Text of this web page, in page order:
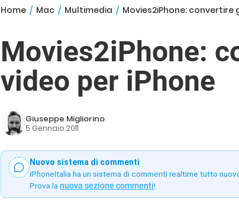
Home / Mac / Multimedia / Movies2iPhone:
Movies2iPhone:
video per iPhone
Giuseppe Migliorino
5 Gennaio 2011
Nuovo sistema di commenti
iPhoneItalia ha un sistema di commenti realtime tutto
Prova la nuova sezione commenti!